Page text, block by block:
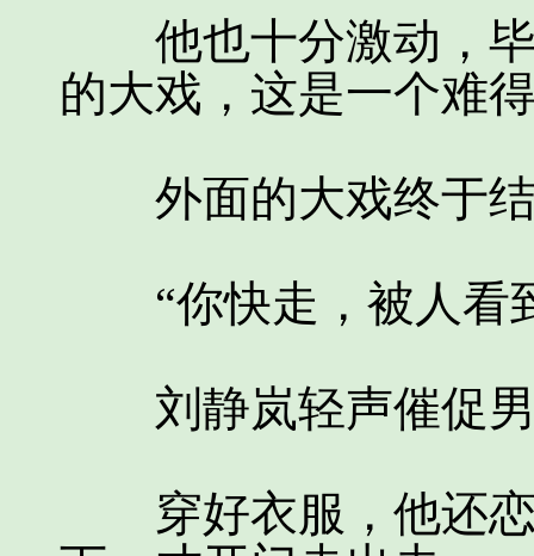
他也十分激动，毕
的大戏，这是一个难
外面的大戏终于
“你快走，被人看
刘静岚轻声催促男
穿好衣服，他还恋